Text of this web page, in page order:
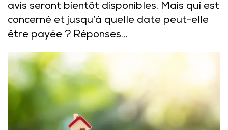
avis seront bientôt disponibles. Mais qui est
concerné et jusqu’à quelle date peut-elle
être payée ? Réponses…